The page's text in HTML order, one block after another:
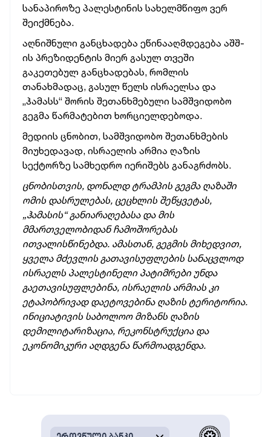
სანაპიროზე პალესტინის სახელმწიფო ვერ
შეიქმნება.
აღნიშნული განცხადება ეწინააღმდეგება აშშ-
ის პრეზიდენტის მიერ გასულ თვეში
გაკეთებულ განცხადებას, რომლის
თანახმადაც, გასულ წელს ისრაელსა და
„ჰამასს“ შორის შეთანხმებული სამშვიდობო
გეგმა წარმატებით ხორციელდებოდა.
მედიის ცნობით, სამშვიდობო შეთანხმების
მიუხედავად, ისრაელის არმია ღაზის
სექტორზე სამხედრო იერიშებს განაგრძობს.
ცნობისთვის, დონალდ ტრამპის გეგმა ღაზაში
ომის დასრულებას, ცეცხლის შეწყვეტას,
„ჰამასის“ განიარაღებასა და მის
მმართველობიდან ჩამოშორებას
ითვალისწინებდა. ამასთან, გეგმის მიხედვით,
ყველა მძევლის გათავისუფლების სანაცვლოდ
ისრაელს პალესტინელი პატიმრები უნდა
გაეთავისუფლებინა, ისრაელის არმიას კი
ეტაპობრივად დაეტოვებინა ღაზის ტერიტორია.
ინიციატივის საბოლოო მიზანს ღაზის
დემილიტარიზაცია, რეკონსტრუქცია და
ეკონომიკური აღდგენა წარმოადგენდა.